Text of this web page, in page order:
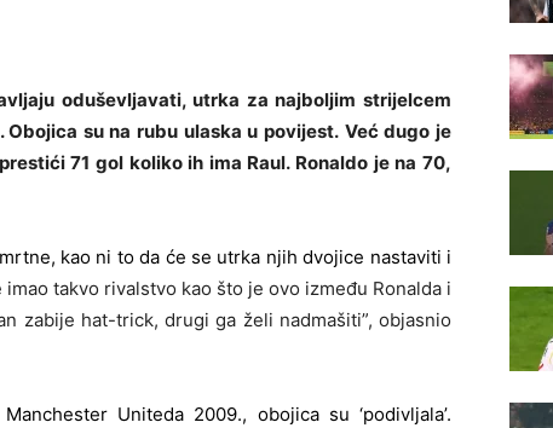
oduševljavati, utrka za najboljim strijelcem
su na rubu ulaska u povijest. Već dugo je
71 gol koliko ih ima Raul. Ronaldo je na 70,
kao ni to da će se utrka njih dvojice nastaviti i
takvo rivalstvo kao što je ovo između Ronalda i
zabije hat-trick, drugi ga želi nadmašiti”, objasnio
Uniteda 2009., obojica su ‘podivljala’.